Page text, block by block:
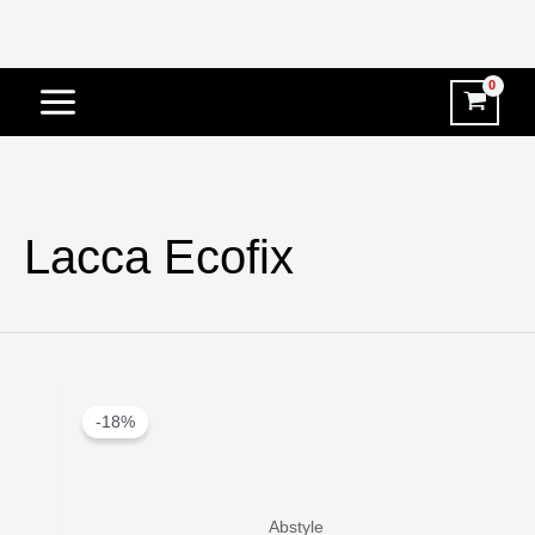
Lacca Ecofix
-18%
Abstyle